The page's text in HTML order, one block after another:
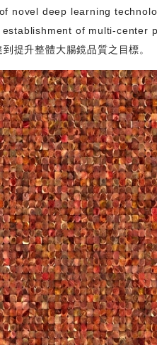
novel deep learning
of multi-center
提升整體大腸鏡品質之目標。